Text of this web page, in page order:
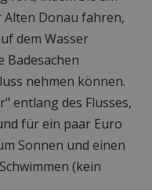
Donau fahren,
dem Wasser
Badesachen
nehmen können.
entlang des Flusses,
für ein paar Euro
Sonnen und einen
(kein